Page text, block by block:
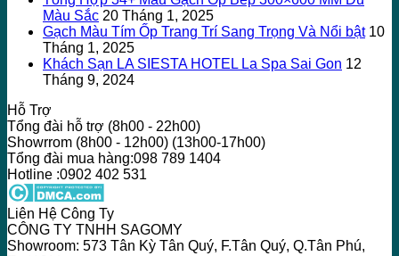
Màu Sắc 20 Tháng 1, 2025
Gạch Màu Tím Ốp Trang Trí Sang Trọng Và Nổi bật 10
Tháng 1, 2025
Khách Sạn LA SIESTA HOTEL La Spa Sai Gon 12
Tháng 9, 2024
Hỗ Trợ
Tổng đài hỗ trợ (8h00 - 22h00)
Showrrom (8h00 - 12h00) (13h00-17h00)
Tổng đài mua hàng:098 789 1404
Hotline :0902 402 531
Liên Hệ Công Ty
CÔNG TY TNHH SAGOMY
Showroom: 573 Tân Kỳ Tân Quý, F.Tân Quý, Q.Tân Phú,